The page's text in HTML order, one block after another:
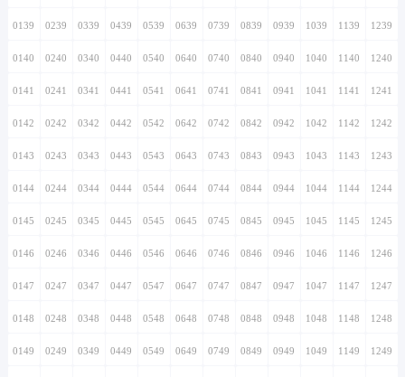
0139 0239 0339 0439 0539 0639 0739 0839 0939 1039 1139 1239
0140 0240 0340 0440 0540 0640 0740 0840 0940 1040 1140 1240
0141 0241 0341 0441 0541 0641 0741 0841 0941 1041 1141 1241
0142 0242 0342 0442 0542 0642 0742 0842 0942 1042 1142 1242
0143 0243 0343 0443 0543 0643 0743 0843 0943 1043 1143 1243
0144 0244 0344 0444 0544 0644 0744 0844 0944 1044 1144 1244
0145 0245 0345 0445 0545 0645 0745 0845 0945 1045 1145 1245
0146 0246 0346 0446 0546 0646 0746 0846 0946 1046 1146 1246
0147 0247 0347 0447 0547 0647 0747 0847 0947 1047 1147 1247
0148 0248 0348 0448 0548 0648 0748 0848 0948 1048 1148 1248
0149 0249 0349 0449 0549 0649 0749 0849 0949 1049 1149 1249